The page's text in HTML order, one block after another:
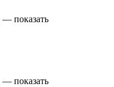
— показать
— показать